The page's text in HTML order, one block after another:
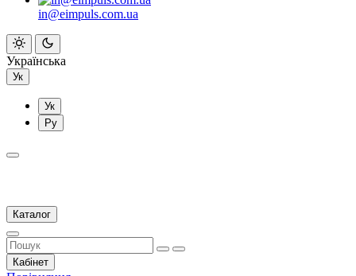
in@eimpuls.com.ua
Українська
Ук
Ук
Ру
Каталог
Кабінет